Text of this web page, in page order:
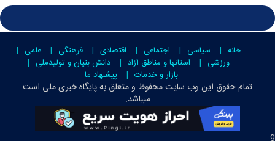
خانه سیاسی اجتماعی اقتصادی فرهنگی
علمی
ورزشی
استانها و مناطق آزاد
دانش بنیان و تولیدملی
بازار و خدمات
پیشنهاد ما
تمام حقوق این وب سایت محفوظ و متعلق بهپایگاه خبری ملی است
میباشد.
g